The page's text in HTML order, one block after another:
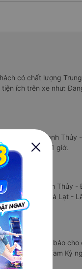
có chất lượng
ích trên xe như:
hãng xe Thanh
Đồng sau 12.1 giờ.
hãng xe Thanh Thủy
trả khách ở Đà Lạt -
Lạt
sẽ sớm thông báo
và Đà Lạt - Tam Kỳ